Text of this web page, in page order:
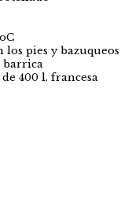
los pies y bazuqueos
barrica
400 l. francesa